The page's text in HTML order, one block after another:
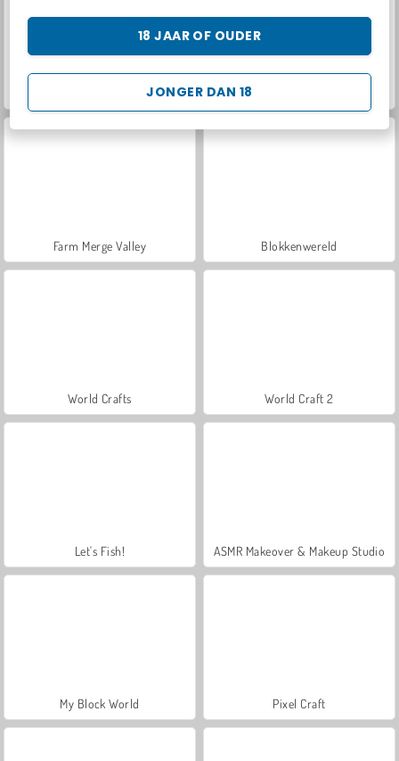
JONGER DAN 18
18 JAAR OF OUDER
Hidden Object: Street of Secrets World War 2 Shooter
Farm Merge Valley Blokkenwereld
World Crafts World Craft 2
Let's Fish! ASMR Makeover & Makeup Studio
My Block World Pixel Craft